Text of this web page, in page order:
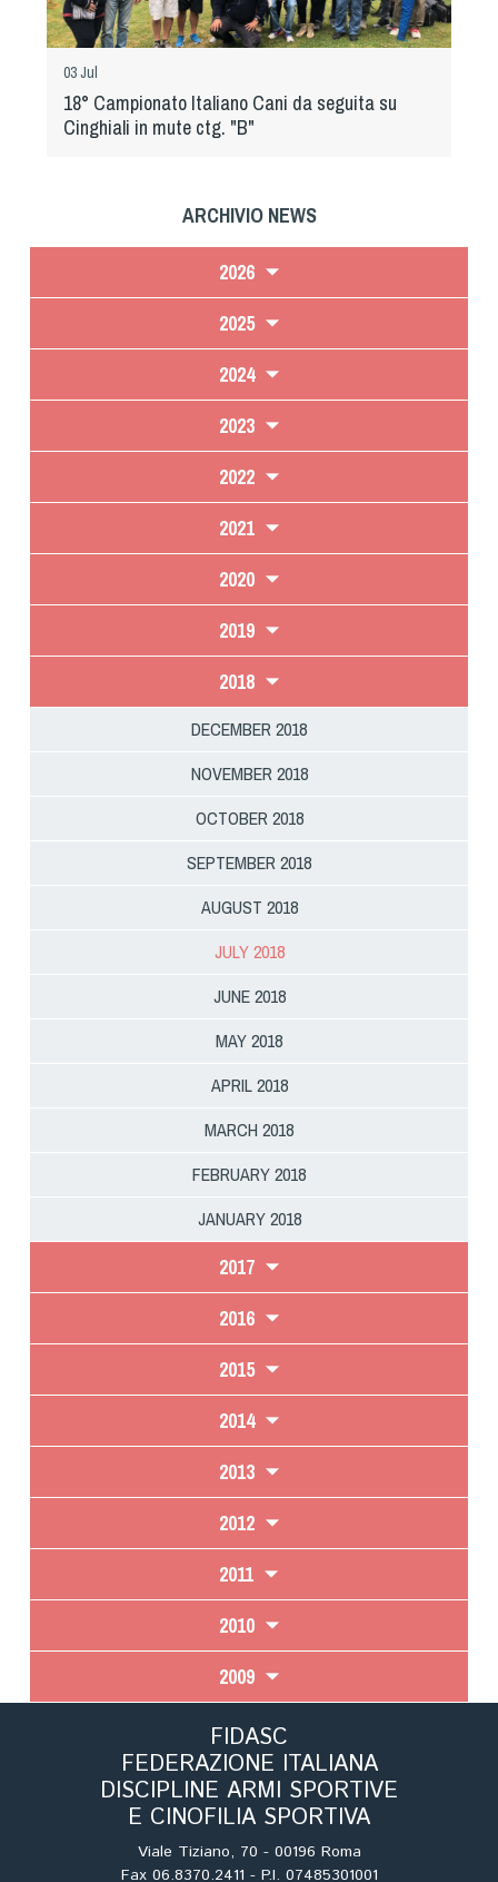
03 Jul
18° Campionato Italiano Cani da seguita su
Cinghiali in mute ctg. "B"
ARCHIVIO NEWS
2026
2025
2024
2023
2022
2021
2020
2019
2018
DECEMBER 2018
NOVEMBER 2018
OCTOBER 2018
SEPTEMBER 2018
AUGUST 2018
JULY 2018
JUNE 2018
MAY 2018
APRIL 2018
MARCH 2018
FEBRUARY 2018
JANUARY 2018
2017
2016
2015
2014
2013
2012
2011
2010
2009
FIDASC
FEDERAZIONE ITALIANA
DISCIPLINE ARMI SPORTIVE
E CINOFILIA SPORTIVA
Viale Tiziano, 70 - 00196 Roma
Fax 06.8370.2411 - P.I. 07485301001